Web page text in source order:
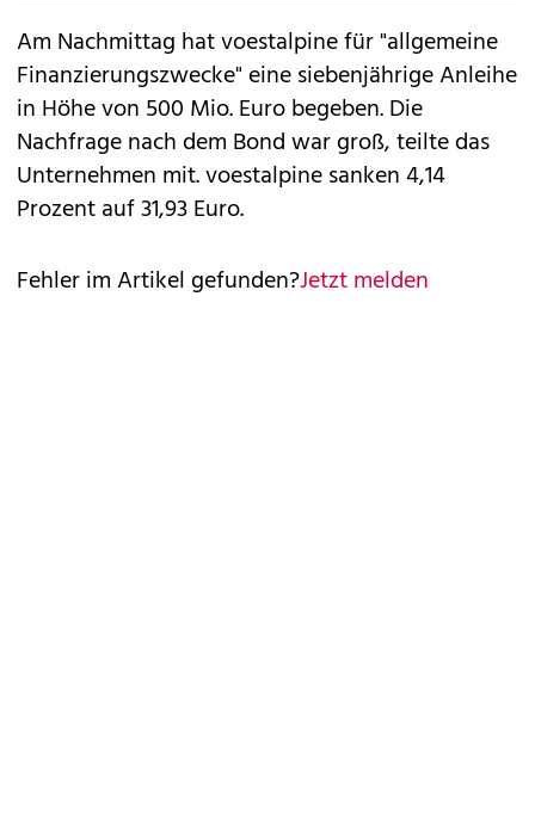
Am Nachmittag hat voestalpine für "allgemeine
Finanzierungszwecke" eine siebenjährige Anleihe
in Höhe von 500 Mio. Euro begeben. Die
Nachfrage nach dem Bond war groß, teilte das
Unternehmen mit. voestalpine sanken 4,14
Prozent auf 31,93 Euro.
Fehler im Artikel gefunden?Jetzt melden